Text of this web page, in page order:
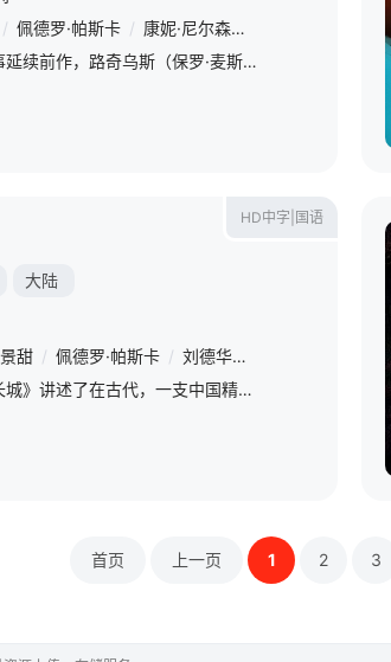
/ 佩德罗·帕斯卡 / 康妮·尼尔森 /
影片故事延续前作，路奇乌斯（保罗·麦斯卡 Paul Mescal 饰）童年时亲眼目击受万人景仰的英雄马克西蒙斯死于舅舅之手，多年后已长大成人的他，在暴君的铁腕统治下，被迫进入竞技场为生存而战。心中
HD中字|国语
大陆
景甜 / 佩德罗·帕斯卡 / 刘德华 / 张涵
电影《长城》讲述了在古代，一支中国精英部队为保卫人类，在举世闻名的长城上与怪兽饕餮进行生死决战的故事。欧洲雇佣军威廉（马特·达蒙 Matt Damon 饰）与同伴佩罗·托瓦尔（佩德罗·帕斯卡 Pe
首页 上一页 1 2 3